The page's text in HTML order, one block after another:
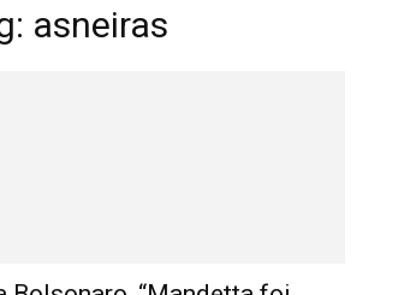
asneiras